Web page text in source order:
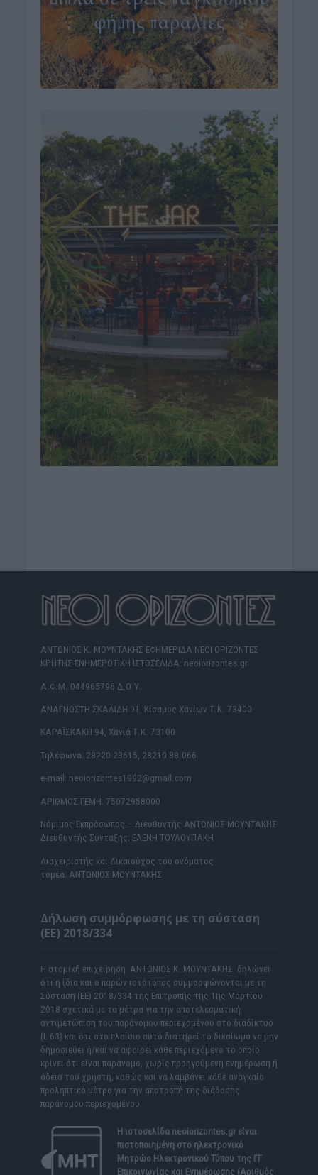
ΑΝΤΩΝΙΟΣ Κ. ΜΟΥΝΤΑΚΗΣ ΕΦΗΜΕΡΙΔΑ ΝΕΟΙ ΟΡΙΖΟΝΤΕΣ
ΚΡΗΤΗΣ ΕΝΗΜΕΡΩΤΙΚΗ ΙΣΤΟΣΕΛΙΔΑ: neoiorizontes.gr
Α.Φ.Μ. 044965796 Δ.Ο.Υ.
ΑΝΑΓΝΩΣΤΗ ΣΚΑΛΙΔΗ 91, Κίσαμος Χανίων Τ.Κ. 73400
ΚΑΡΑΪΣΚΑΚΗ 94, Χανιά Τ.Κ. 73100
Τηλέφωνα: 28220 23615, 28210 88.066
e-mail: neoiorizontes1992@gmail.com
ΑΡΙΘΜΟΣ ΓΕΜΗ: 75072958000
Νόμιμος Εκπρόσωπος – Διευθυντής ΑΝΤΩΝΙΟΣ ΜΟΥΝΤΑΚΗΣ
Διευθυντής Σύνταξης: ΕΛΕΝΗ ΤΟΥΛΟΥΠΑΚΗ
Διαχειριστής και Δικαιούχος του ονόματος
τομέα: ΑΝΤΩΝΙΟΣ ΜΟΥΝΤΑΚΗΣ
Δήλωση συμμόρφωσης με τη σύσταση
(ΕΕ) 2018/334
Η ατομική επιχείρηση ΑΝΤΩΝΙΟΣ Κ. ΜΟΥΝΤΑΚΗΣ δηλώνει
ότι η ίδια και ο παρών ιστότοπος συμμορφώνονται με τη
Σύσταση (ΕΕ) 2018/334 της Επιτροπής της 1ης Μαρτίου
2018 σχετικά με τα μέτρα για την αποτελεσματική
αντιμετώπιση του παράνομου περιεχομένου στο διαδίκτυο
(L 63) και ότι στο πλαίσιο αυτό διατηρεί το δικαίωμα να μην
δημοσιεύει ή/και να αφαιρεί κάθε περιεχόμενο το οποίο
κρίνει ότι είναι παράνομο, χωρίς προηγούμενη ενημέρωση ή
άδεια του χρήστη, καθώς και να λαμβάνει κάθε αναγκαίο
προληπτικό μέτρο για την αποτροπή της διάδοσης
παράνομου περιεχομένου.
Η ιστοσελίδα neoiorizontes.grείναι
πιστοποιημένη στο ηλεκτρονικό
Μητρώο Ηλεκτρονικού Τύπου της ΓΓ
Επικοινωνίας και Ενημέρωσης (Αριθμός